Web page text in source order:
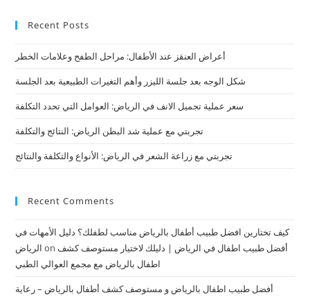
Recent Posts
أعراض العنقز عند الأطفال: مراحل الطفح وعلامات الخطر
شكل الوجه بعد جلسة الليزر وأهم التغيرات الطبيعية بعد الجلسة
سعر عملية تجميل الانف في الرياض: العوامل التي تحدد التكلفة
تجربتي مع عملية شد البطن الرياض: النتائج والتكلفة
تجربتي مع زراعة الشعر في الرياض: الأنواع والتكلفة والنتائج
Recent Comments
كيف تختارين افضل طبيب أطفال بالرياض مناسب لطفلك؟ دليل الأمهات في
الرياض on أفضل طبيب اطفال في الرياض | دليلك لاختيار مستوصف كشف
اطفال بالرياض مع مجمع العوالي الطبي
أفضل طبيب اطفال بالرياض و مستوصف كشف أطفال بالرياض – رعاية